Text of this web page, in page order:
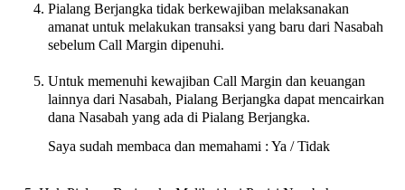
Pialang Berjangka tidak berkewajiban melaksanakan
amanat untuk melakukan transaksi yang baru dari Nasabah
sebelum Call Margin dipenuhi.
Untuk memenuhi kewajiban Call Margin dan keuangan
lainnya dari Nasabah, Pialang Berjangka dapat mencairkan
dana Nasabah yang ada di Pialang Berjangka.
Saya sudah membaca dan memahami : Ya / Tidak